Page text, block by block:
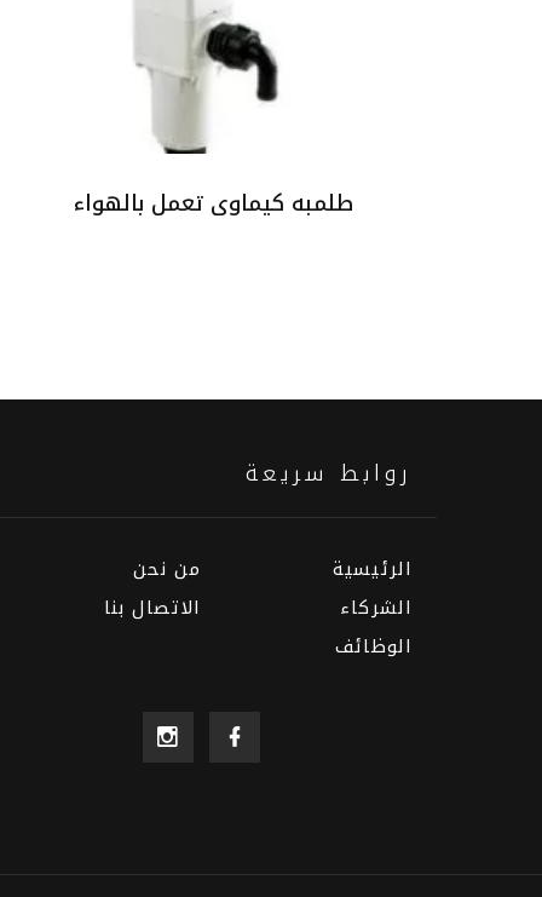
طلمبه كيماوى تعمل بالهواء
روابط سريعة
الرئيسية
الشركاء
الوظائف
من نحن
الاتصال بنا